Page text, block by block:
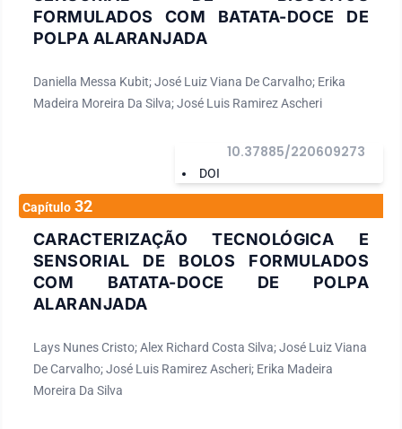
FORMULADOS COM BATATA-DOCE DE
POLPA ALARANJADA
Daniella Messa Kubit; José Luiz Viana De Carvalho; Erika
Madeira Moreira Da Silva; José Luis Ramirez Ascheri
DOI
10.37885/220609273
Capítulo 32
CARACTERIZAÇÃO TECNOLÓGICA E
SENSORIAL DE BOLOS FORMULADOS
COM BATATA-DOCE DE POLPA
ALARANJADA
Lays Nunes Cristo; Alex Richard Costa Silva; José Luiz Viana
De Carvalho; José Luis Ramirez Ascheri; Erika Madeira
Moreira Da Silva